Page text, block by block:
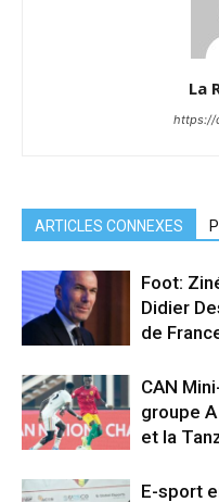
La
https://
ARTICLES CONNEXES
Foot:
Didier
de
CAN
groupe
et la
E-sport